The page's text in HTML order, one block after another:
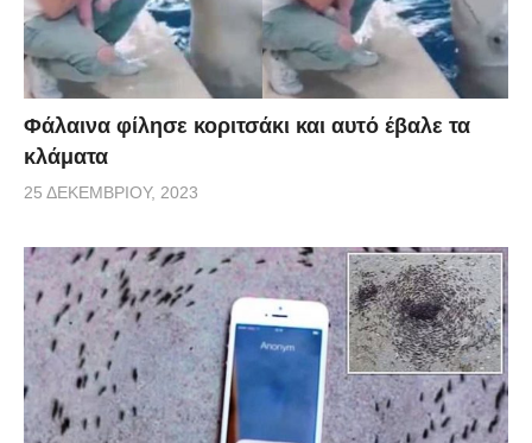
Φάλαινα φίλησε κοριτσάκι και αυτό έβαλε τα
κλάματα
25 ΔΕΚΕΜΒΡΊΟΥ, 2023